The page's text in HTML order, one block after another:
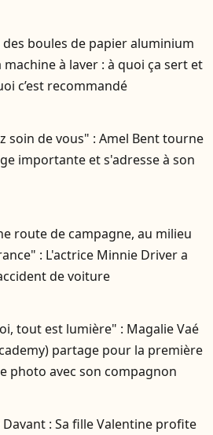
boules de papier aluminium
machine à laver : à quoi ça sert et
c’est recommandé
soin de vous" : Amel Bent tourne
importante et s'adresse à son
route de campagne, au milieu
: L'actrice Minnie Driver a
de voiture
tout est lumière" : Magalie Vaé
partage pour la première
photo avec son compagnon
Davant : Sa fille Valentine profite